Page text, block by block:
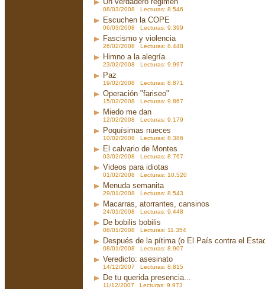
08/03/2008 Lecturas: 8.546
Escuchen la COPE
06/03/2008 Lecturas: 9.399
Fascismo y violencia
26/02/2008 Lecturas: 8.448
Himno a la alegría
23/02/2008 Lecturas: 9.997
Paz
19/02/2008 Lecturas: 8.871
Operación "fariseo"
15/02/2008 Lecturas: 9.867
Miedo me dan
12/02/2008 Lecturas: 9.179
Poquísimas nueces
10/02/2008 Lecturas: 8.386
El calvario de Montes
03/02/2008 Lecturas: 8.767
Videos para idiotas
01/02/2008 Lecturas: 10.520
Menuda semanita
29/01/2008 Lecturas: 8.543
Macarras, atorrantes, cansinos
24/01/2008 Lecturas: 9.448
De bobilis bobilis
08/01/2008 Lecturas: 11.354
Después de la pítima (o El País contra el
08/01/2008 Lecturas: 8.907
Veredicto: asesinato
14/12/2007 Lecturas: 8.815
De tu querida presencia...
11/12/2007 Lecturas: 9.973